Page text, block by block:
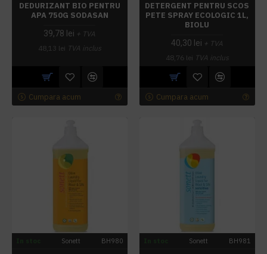
DEDURIZANT BIO PENTRU
APA 750G SODASAN
39,78 lei + TVA
48,13 lei TVA inclus
Cumpara acum
DETERGENT PENTRU SCOS
PETE SPRAY ECOLOGIC 1L,
BIOLU
40,30 lei + TVA
48,76 lei TVA inclus
Cumpara acum
Sonett BH980 Sonett BH981